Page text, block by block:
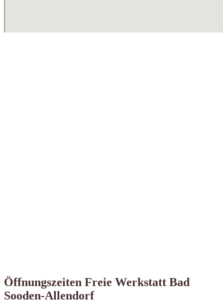
Öffnungszeiten Freie Werkstatt Bad
Sooden-Allendorf